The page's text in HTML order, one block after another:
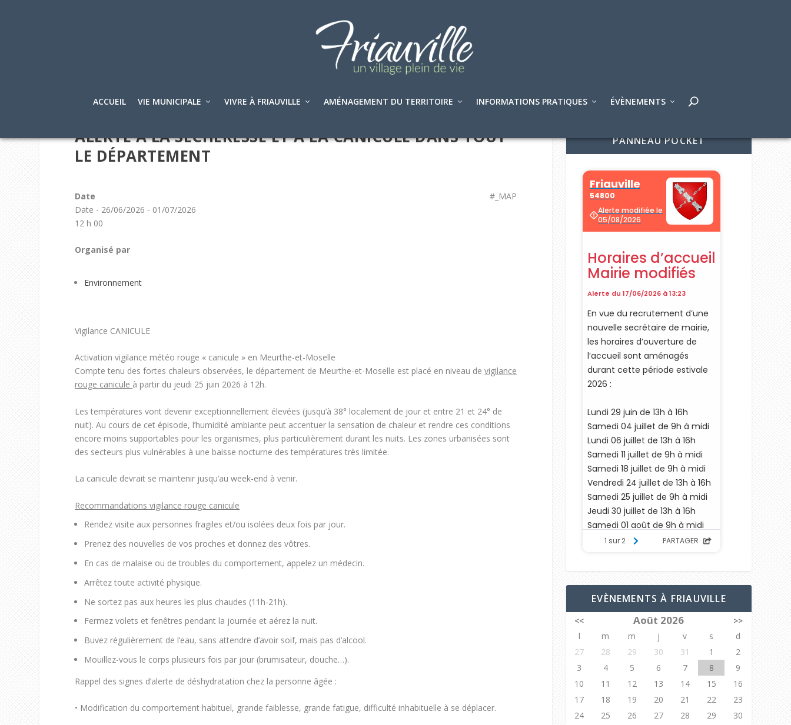
ACCUEIL VIE MUNICIPALE VIVRE À FRIAUVILLE AMÉNAGEMENT DU TERRITOIRE INFORMATIONS PRATIQUES ÉVÈNEMENTS
ALERTE À LA SÉCHERESSE ET À LA CANICULE DANS TOUT
LE DÉPARTEMENT
#_MAP
Date
Date - 26/06/2026 - 01/07/2026
12 h 00
Organisé par
Environnement
Vigilance CANICULE
Activation vigilance météo rouge « canicule » en Meurthe-et-Moselle
Compte tenu des fortes chaleurs observées, le département de Meurthe-et-Moselle est placé en niveau devigilance
rouge canicule à partir du jeudi 25 juin 2026 à 12h.
L es températuresvont devenir exceptionnellement élevées (jusqu’à 38° localement de jour et entre 21 et 24° de
nuit). Au cours de cet épisode, l’humidité ambiante peut accentuer la sensation de chaleur et rendre ces conditions
encore moins supportables pour les organismes, plus particulièrement durant les nuits. Les zones urbanisées sont
des secteurs plus vulnérables à une baisse nocturne destempératures très limitée.
La canicule devrait se maintenir jusqu’au week-end à venir.
Recommandations vigilance rouge canicule
Rendez visite aux personnes fragiles et/ou isolées deux fois par jour.
Prenez des nouvelles de vos proches et donnez des vôtres.
En cas de malaise ou de troubles du comportement, appelez un médecin.
Arrêtez toute activité physique.
Ne sortez pas aux heures les plus chaudes (11h-21h).
Fermez volets et fenêtres pendant la journée et aérez la nuit.
Buvez régulièrement de l’eau, sans attendre d’avoir soif, mais pas d’alcool.
Mouillez-vous le corps plusieurs fois par jour (brumisateur, douche…).
Rappel des signes d’alerte de déshydratation chez la personne âgée :
• Modification du comportement habituel, grande faiblesse, grande fatigue, difficulté inhabituelle à se déplacer.
PANNEAU POCKET
EVÈNEMENTS À FRIAUVILLE
<< Août 2026
>>
l
m m j v s
d
27
28 29 30 31 1
2
3
4 5 6 7 8
9
10
11 12 13 14 15
16
17
18 19 20 21 22
23
24
25 26 27 28 29
30